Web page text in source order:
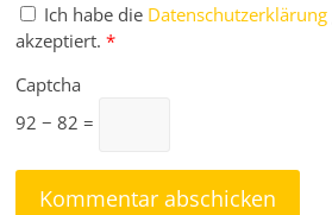
Ich habe die Datenschutzerklärung
akzeptiert. *
Captcha
92 − 82 =